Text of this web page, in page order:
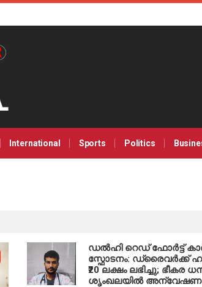
International Sports Politics
ഡൽഹി റെഡ് ഫോർട്ട്
സ്ഫോടനം: ഡ്രൈവർക്ക്
₹20 ലക്ഷം ലഭിച്ചു; ഭീകര
ശൃംഖലയിൽ